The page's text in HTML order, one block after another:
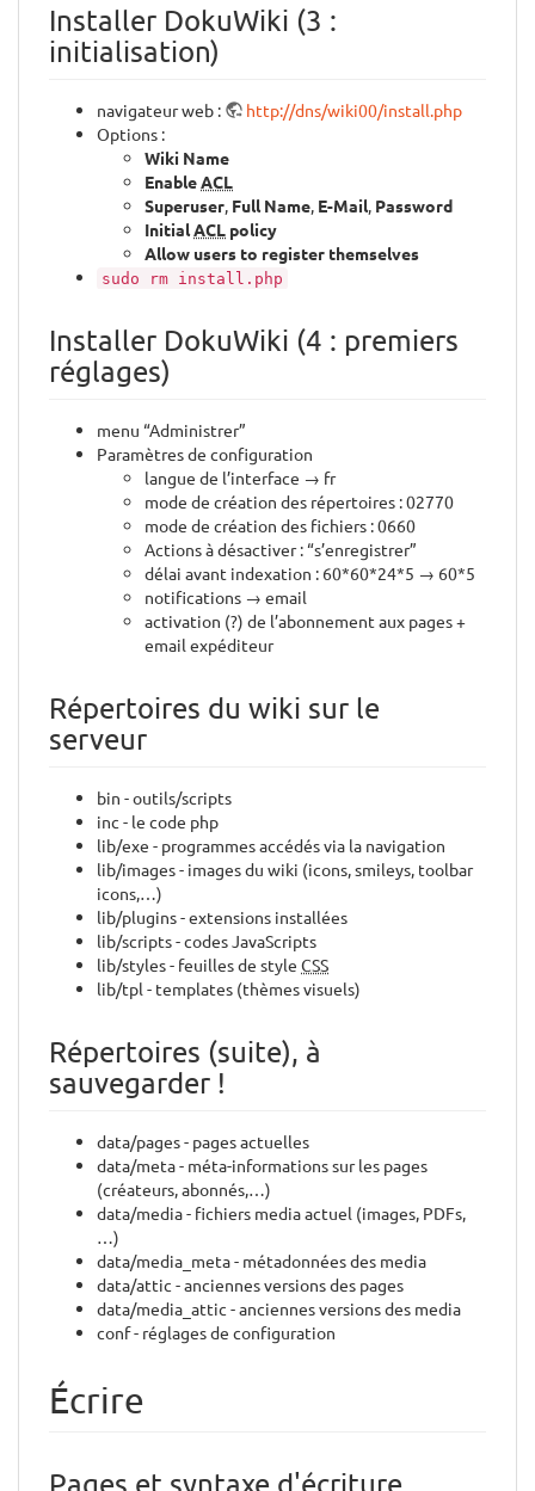
Installer DokuWiki (3 :
initialisation)
navigateur web :
http://dns/wiki00/install.php
Options :
Wiki Name
EnableACL
Superuser, Full Name, E-Mail, Password
InitialACL policy
Allow users to register themselves
sudo rm install.php
Installer DokuWiki (4 : premiers
réglages)
menu “Administrer”
Paramètres de configuration
langue de l’interface → fr
mode de création des répertoires : 02770
mode de création des fichiers : 0660
Actions à désactiver : “s’enregistrer”
délai avant indexation : 60*60*24*5 → 60*5
notifications → email
activation (?) de l’abonnement aux pages +
email expéditeur
Répertoires du wiki sur le
serveur
bin - outils/scripts
inc - le code php
lib/exe - programmes accédés via la navigation
lib/images - images du wiki (icons, smileys, toolbar
icons,…)
lib/plugins - extensions installées
lib/scripts - codes JavaScripts
lib/styles - feuilles de style CSS
lib/tpl - templates (thèmes visuels)
Répertoires (suite), à
sauvegarder !
data/pages - pages actuelles
data/meta - méta-informations sur les pages
(créateurs, abonnés,…)
data/media - fichiers media actuel (images, PDFs,
…)
data/media_meta - métadonnées des media
data/attic - anciennes versions des pages
data/media_attic - anciennes versions des media
conf - réglages de configuration
Écrire
Pages et syntaxe d'écriture